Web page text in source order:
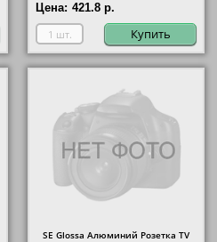
Цена: 421.8 р.
Купить
SE Glossa Алюминий Розетка TV